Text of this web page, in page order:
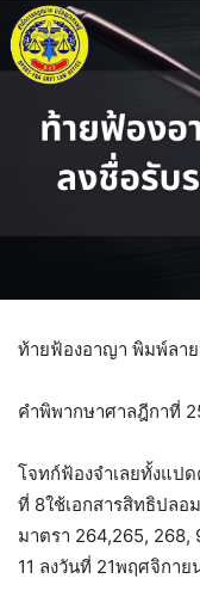
ท้ายฟ้องอาญา พิมพ์ลา
คำพิพากษาศาลฎีกาที่
โจทก์ฟ้องจำเลยทั้งแป
ที่ 8ใช้เอกสารสิทธิปล
มาตรา 264,265,
11 ลงวันที่ 21พฤศจิกาย